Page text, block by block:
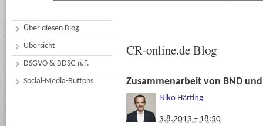
Über diesen Blog
Übersicht
DSGVO & BDSG n.F.
Social-Media-Buttons
CR-online.de Blog
Zusammenarbeit von BND
Niko Härting
3.8.2013 – 18:50